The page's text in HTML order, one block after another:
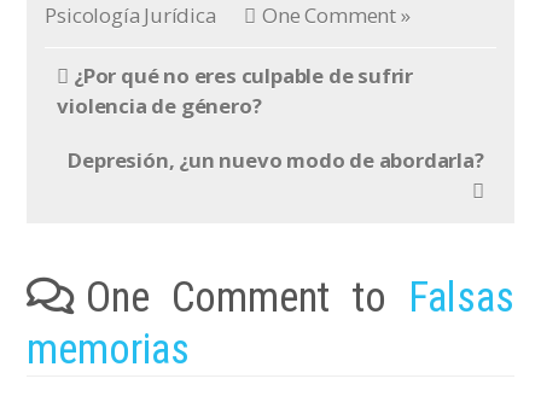
Psicología Jurídica
One Comment »
¿Por qué no eres culpable de sufrir
violencia de género?
Depresión, ¿un nuevo modo de abordarla?
One Comment to Falsas
memorias